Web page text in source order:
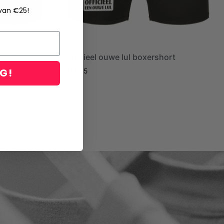
Officieel ouwe lul boxershort
14,95
€25!